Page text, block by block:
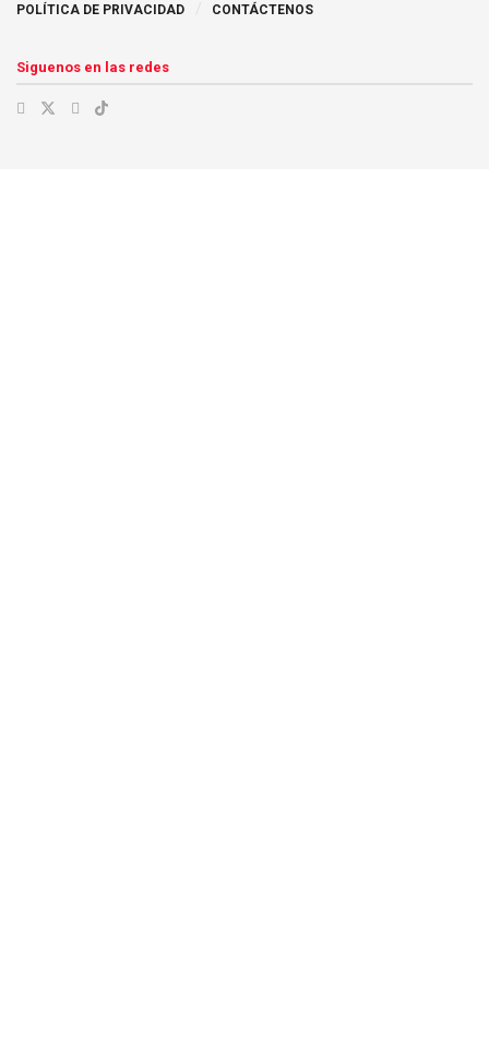
POLÍTICA DE PRIVACIDAD CONTÁCTENOS
Siguenos en las redes